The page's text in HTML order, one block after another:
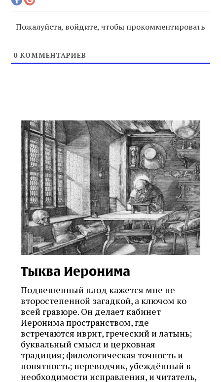
Пожалуйста, войдите, чтобы прокомментировать
0 КОММЕНТАРИЕВ
Тыква Иеронима
Подвешенный плод кажется мне не
второстепенной загадкой, а ключом ко
всей гравюре. Он делает кабинет
Иеронима пространством, где
встречаются иврит, греческий и латынь;
буквальный смысл и церковная
традиция; филологическая точность и
понятность; переводчик, убеждённый в
необходимости исправления, и читатель,